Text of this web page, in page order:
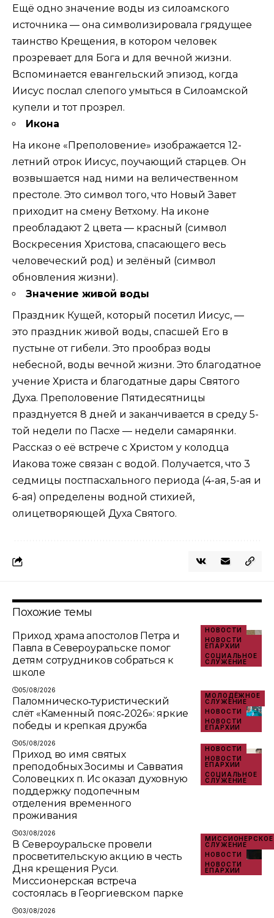
Ещё одно значение воды из силоамского
источника — она символизировала грядущее
таинство Крещения, в котором человек
прозревает для Бога и для вечной жизни.
Вспоминается евангельский эпизод, когда
Иисус послал слепого умыться в Силоамской
купели и тот прозрел.
Икона
На иконе «Преполовение» изображается 12-
летний отрок Иисус, поучающий старцев. Он
возвышается над ними на величественном
престоле. Это символ того, что Новый Завет
приходит на смену Ветхому. На иконе
преобладают 2 цвета — красный (символ
Воскресения Христова, спасающего весь
человеческий род) и зелёный (символ
обновления жизни).
Значение живой воды
Праздник Кущей, который посетил Иисус, —
это праздник живой воды, спасшей Его в
пустыне от гибели. Это прообраз воды
небесной, воды вечной жизни. Это благодатное
учение Христа и благодатные дары Святого
Духа. Преполовение Пятидесятницы
празднуется 8 дней и заканчивается в среду 5-
той недели по Пасхе — недели самарянки.
Рассказ о её встрече с Христом у колодца
Иакова тоже связан с водой. Получается, что 3
седмицы постпасхального периода (4-ая, 5-ая и
6-ая) определены водной стихией,
олицетворяющей Духа Святого.
Похожие темы
НОВОСТИ
НОВОСТИ
ЕПАРХИИ
СОЦИАЛЬНОЕ
СЛУЖЕНИЕ
Приход храма апостолов Петра и
Павла в Североуральске помог
детям сотрудников собраться к
школе
05/08/2026
МОЛОДЁЖНОЕ
СЛУЖЕНИЕ
НОВОСТИ
НОВОСТИ
ЕПАРХИИ
Паломническо‑туристический
слёт «Каменный пояс‑2026»: яркие
победы и крепкая дружба
05/08/2026
НОВОСТИ
НОВОСТИ
ЕПАРХИИ
СОЦИАЛЬНОЕ
СЛУЖЕНИЕ
Приход во имя святых
преподобных Зосимы и Савватия
Соловецких п. Ис оказал духовную
поддержку подопечным
отделения временного
проживания
03/08/2026
МИССИОНЕРСКОЕ
СЛУЖЕНИЕ
НОВОСТИ
НОВОСТИ
ЕПАРХИИ
В Североуральске провели
просветительскую акцию в честь
Дня крещения Руси.
Миссионерская встреча
состоялась в Георгиевском парке
03/08/2026